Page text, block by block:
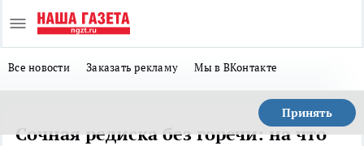
Все новости Заказать рекламу Мы в ВКонтакте
Принять
Сочная редиска без горечи: на что